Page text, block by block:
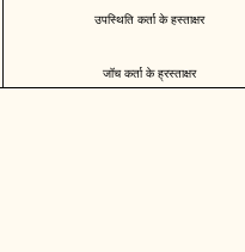
उपस्थिति कर्ता के हस्ताक्षर
जॉच कर्ता के ह्रस्ताक्षर